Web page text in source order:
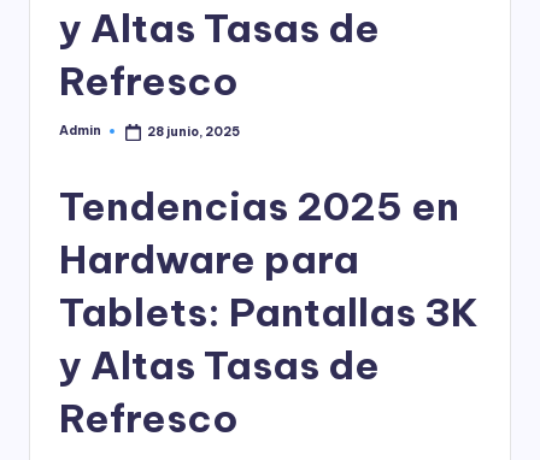
y Altas Tasas de
Refresco
Publicado
Admin 28 junio, 2025
Tendencias 2025 en
Hardware para
Tablets: Pantallas 3K
y Altas Tasas de
Refresco